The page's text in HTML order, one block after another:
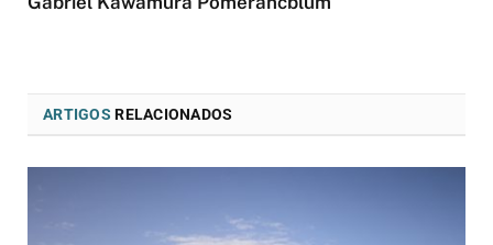
ARTIGOS RELACIONADOS